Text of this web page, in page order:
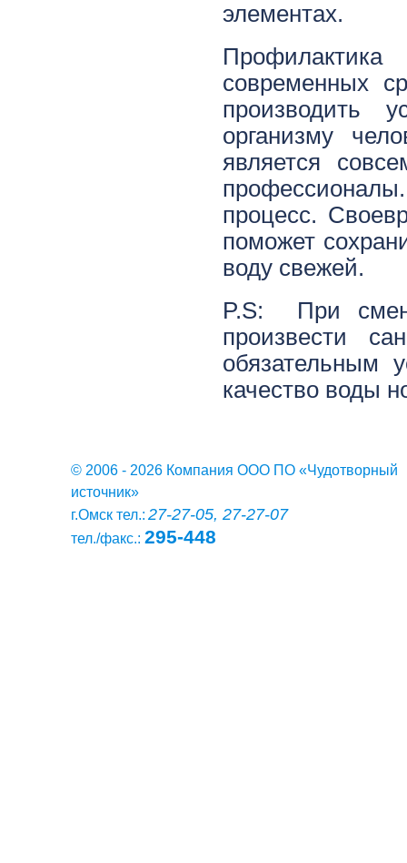
элементах.
современных
производить
организму
является
процесс.
поможет
воду свежей.
P.S:
При
произвести
обязательным
качество воды
© 2006 - 2026 Компания ООО ПО «Чудотворный
источник»
г.Омск тел.: 27-27-05, 27-27-07
тел./факс.:295-448